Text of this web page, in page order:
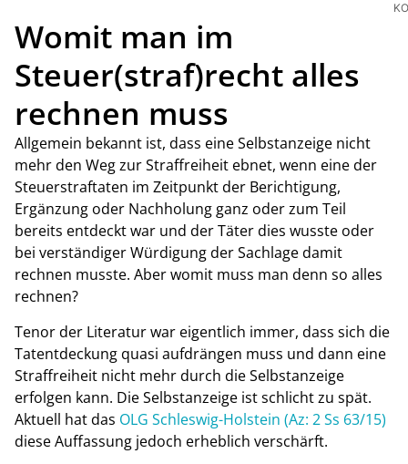
Womit man im
Steuer(straf)recht alles
rechnen muss
Allgemein bekannt ist, dass eine Selbstanzeige nicht
mehr den Weg zur Straffreiheit ebnet, wenn eine der
Steuerstraftaten im Zeitpunkt der Berichtigung,
Ergänzung oder Nachholung ganz oder zum Teil
bereits entdeckt war und der Täter dies wusste oder
bei verständiger Würdigung der Sachlage damit
rechnen musste. Aber womit muss man denn so alles
rechnen?
Tenor der Literatur war eigentlich immer, dass sich die
Tatentdeckung quasi aufdrängen muss und dann eine
Straffreiheit nicht mehr durch die Selbstanzeige
erfolgen kann. Die Selbstanzeige ist schlicht zu spät.
Aktuell hat das OLG Schleswig-Holstein (Az: 2 Ss 63/15)
diese Auffassung jedoch erheblich verschärft.